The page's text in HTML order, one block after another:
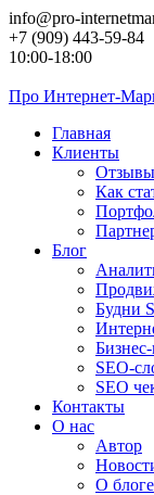
Перейти
к
контенту
info@pro-
+7 (909) 443-59-84
10:00-18:00
Про Интернет-
Главная
Клиенты
Отзывы
Как
Блог
Будни
SEO-
SEO
Контакты
О нас
Автор
О блоге